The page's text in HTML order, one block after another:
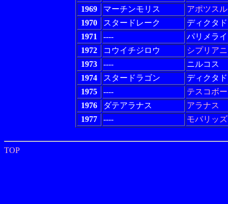
1969
マーチンモリス
アポツスル
1970
スタードレーク
ディクタ
1971
----
パリメラ
1972
コウイチジロウ
シプリアニ
1973
----
ニルコス
1974
スタードラゴン
ディクタ
1975
----
テスコボ
1976
ダテアラナス
アラナス
1977
---- モバリッズ
TOP